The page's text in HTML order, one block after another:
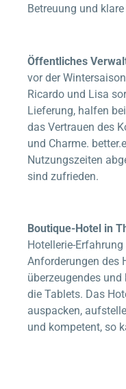
Betreuung und
Öffentliches
vor der
Ricardo und Lisa
Lieferung, halfen
das Vertrauen des
und Charme.
Nutzungszeiten
sind zufrieden.
Boutique-Hotel in
Hotellerie-
Anforderungen des
überzeugendes
die Tablets. Das
auspacken,
und kompetent, so